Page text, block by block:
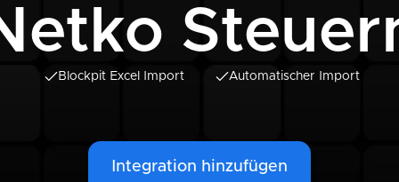
Blockpit Excel Import Automatischer Import
Integration hinzufügen